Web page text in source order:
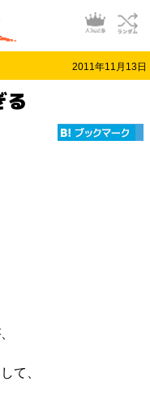
2011年11月13日
る
て、